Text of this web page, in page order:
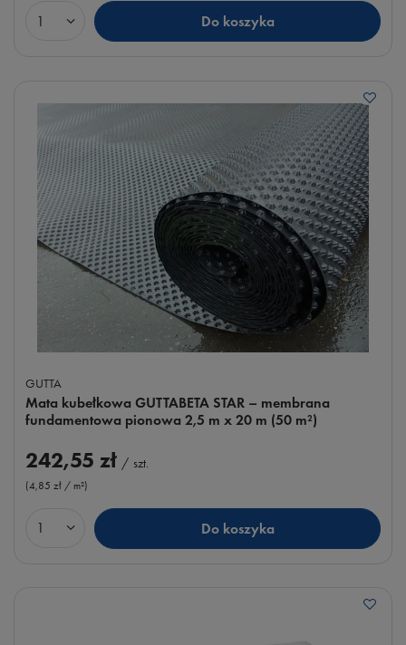
Ilość produktów Do koszyka
GUTTA
Mata kubełkowa GUTTABETA STAR – membrana
fundamentowa pionowa 2,5 m x 20 m (50 m²)
242,55 zł / szt.
(4,85 zł / m²)
Ilość produktów Do koszyka